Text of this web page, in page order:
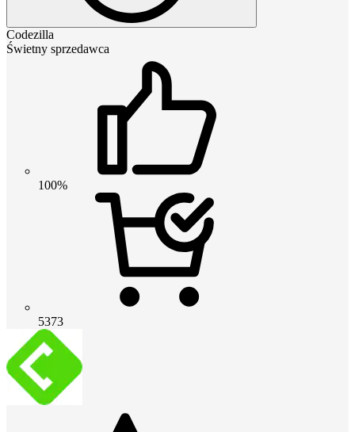
Codezilla
Świetny sprzedawca
100%
5373